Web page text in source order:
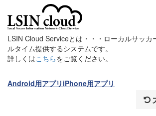
LSIN Cloud Serviceとは・・・ローカルサッカ
ルタイム提供するシステムです。
詳しくはこちらをご覧ください。
Android用アプリ iPhone用アプリ